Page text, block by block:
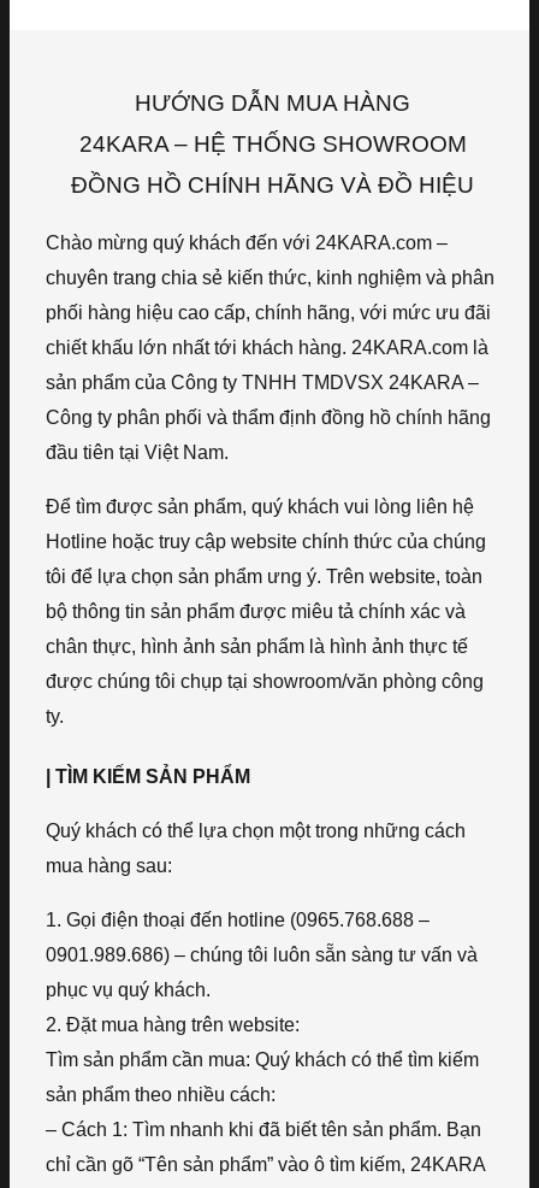
HƯỚNG DẪN MUA HÀNG
24KARA – HỆ THỐNG SHOWROOM
ĐỒNG HỒ CHÍNH HÃNG VÀ ĐỒ HIỆU
Chào mừng quý khách đến với 24KARA.com –
chuyên trang chia sẻ kiến thức, kinh nghiệm và phân
phối hàng hiệu cao cấp, chính hãng, với mức ưu đãi
chiết khấu lớn nhất tới khách hàng. 24KARA.com là
sản phẩm của Công ty TNHH TMDVSX 24KARA –
Công ty phân phối và thẩm định đồng hồ chính hãng
đầu tiên tại Việt Nam.
Để tìm được sản phẩm, quý khách vui lòng liên hệ
Hotline hoặc truy cập website chính thức của chúng
tôi để lựa chọn sản phẩm ưng ý. Trên website, toàn
bộ thông tin sản phẩm được miêu tả chính xác và
chân thực, hình ảnh sản phẩm là hình ảnh thực tế
được chúng tôi chụp tại showroom/văn phòng công
ty.
| TÌM KIẾM SẢN PHẨM
Quý khách có thể lựa chọn một trong những cách
mua hàng sau:
1. Gọi điện thoại đến hotline (0965.768.688 –
0901.989.686) – chúng tôi luôn sẵn sàng tư vấn và
phục vụ quý khách.
2. Đặt mua hàng trên website:
Tìm sản phẩm cần mua: Quý khách có thể tìm kiếm
sản phẩm theo nhiều cách:
– Cách 1: Tìm nhanh khi đã biết tên sản phẩm. Bạn
chỉ cần gõ “Tên sản phẩm” vào ô tìm kiếm, 24KARA